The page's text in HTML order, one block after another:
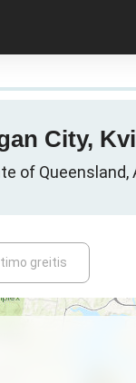
City,
of Queensland,
greitis